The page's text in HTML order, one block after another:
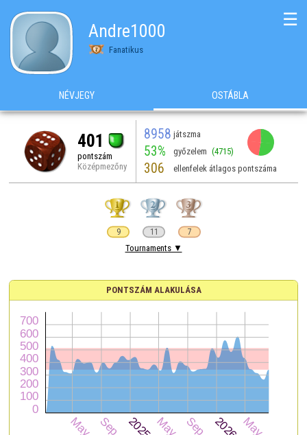
Andre1000
Fanatikus
☰
NÉVJEGY OSTÁBLA
401
pontszám
Középmezőny
8958 játszma
53% győzelem (4715)
306 ellenfelek átlagos pontszáma
9 11 7
Tournaments ▼
PONTSZÁM ALAKULÁSA